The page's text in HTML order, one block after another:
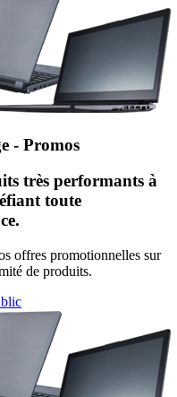
- Promos
très performants à
toute
offres promotionnelles sur
de produits.